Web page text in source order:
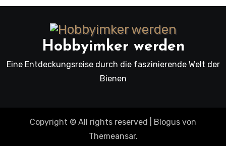
Hobbyimker werden
Eine Entdeckungsreise durch die faszinierende Welt der
Bienen
Copyright © All rights reserved Blogus von
Themeansar.